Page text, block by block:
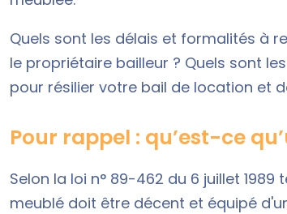
Quels sont les délais et formalités à
le propriétaire bailleur ? Quels sont
pour résilier votre bail de location et
Pour rappel : qu’est-ce
Selon la loi n° 89-462 du 6 juillet 1989
meublé doit être décent et équipé